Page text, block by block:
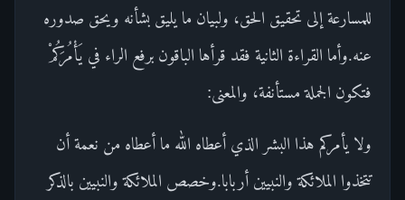
للمسارعة إلى تحقيق الحق، ولبيان ما يليق بشأنه ويحق صدوره
عنه.وأما القراءة الثانية فقد قرأها الباقون برفع الراء في يَأْمُرَكُمْ
فتكون الجملة مستأنفة، والمعنى:
ولا يأمركم هذا البشر الذي أعطاه الله ما أعطاه من نعمة أن
تتخذوا الملائكة والنبيين أربابا.وخصص الملائكة والنبيين بالذكر